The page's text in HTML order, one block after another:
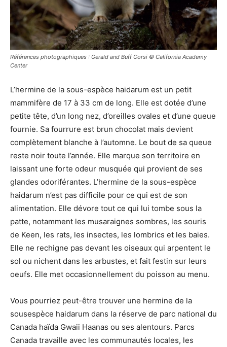
Références photographiques : Gerald and Buff Corsi © California Academy
Center
L’hermine de la sous-espèce haidarum est un petit
mammifère de 17 à 33 cm de long. Elle est dotée d’une
petite tête, d’un long nez, d’oreilles ovales et d’une queue
fournie. Sa fourrure est brun chocolat mais devient
complètement blanche à l’automne. Le bout de sa queue
reste noir toute l’année. Elle marque son territoire en
laissant une forte odeur musquée qui provient de ses
glandes odoriférantes. L’hermine de la sous-espèce
haidarum n’est pas difficile pour ce qui est de son
alimentation. Elle dévore tout ce qui lui tombe sous la
patte, notamment les musaraignes sombres, les souris
de Keen, les rats, les insectes, les lombrics et les baies.
Elle ne rechigne pas devant les oiseaux qui arpentent le
sol ou nichent dans les arbustes, et fait festin sur leurs
oeufs. Elle met occasionnellement du poisson au menu.
Vous pourriez peut-être trouver une hermine de la
sousespèce haidarum dans la réserve de parc national du
Canada haïda Gwaii Haanas ou ses alentours. Parcs
Canada travaille avec les communautés locales, les